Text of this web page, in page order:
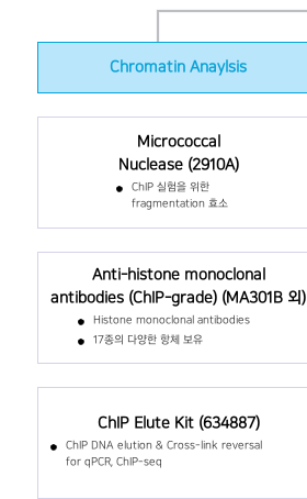
Chromatin Anaylsis
Micrococcal
Nuclease (2910A)
ChIP 실험을 위한
fragmentation 효소
Anti-histone monoclonal
antibodies (ChIP-grade) (MA301B 외)
Histone monoclonal antibodies
17종의 다양한 항체 보유
ChIP Elute Kit (634887)
ChIP DNA elution & Cross-link reversal
for qPCR, ChIP-seq